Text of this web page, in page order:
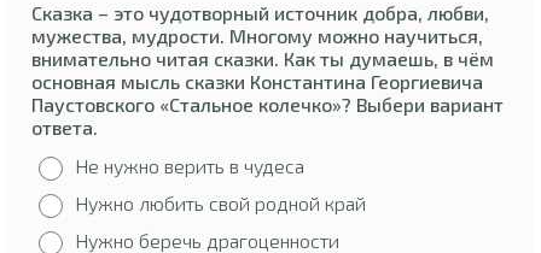
Сказка – это чудотворный источник добра, любви,
мужества, мудрости. Многому можно научиться,
внимательно читая сказки. Как ты думаешь, в чём
основная мысль сказки Константина Георгиевича
Паустовского «Стальное колечко»? Выбери вариант
ответа.
Не нужно верить в чудеса
Нужно любить свой родной край
Нужно беречь драгоценности